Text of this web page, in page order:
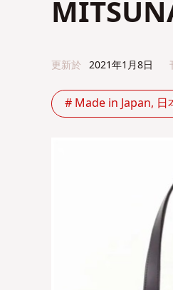
更新於 2021年1月8日
# Made in Japan, 日